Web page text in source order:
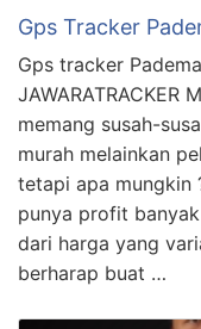
Gps Tracker
Gps tracker
JAWARATRACKER
memang susah-
murah melainkan
tetapi apa mungkin
punya profit
dari harga yang
berharap buat …